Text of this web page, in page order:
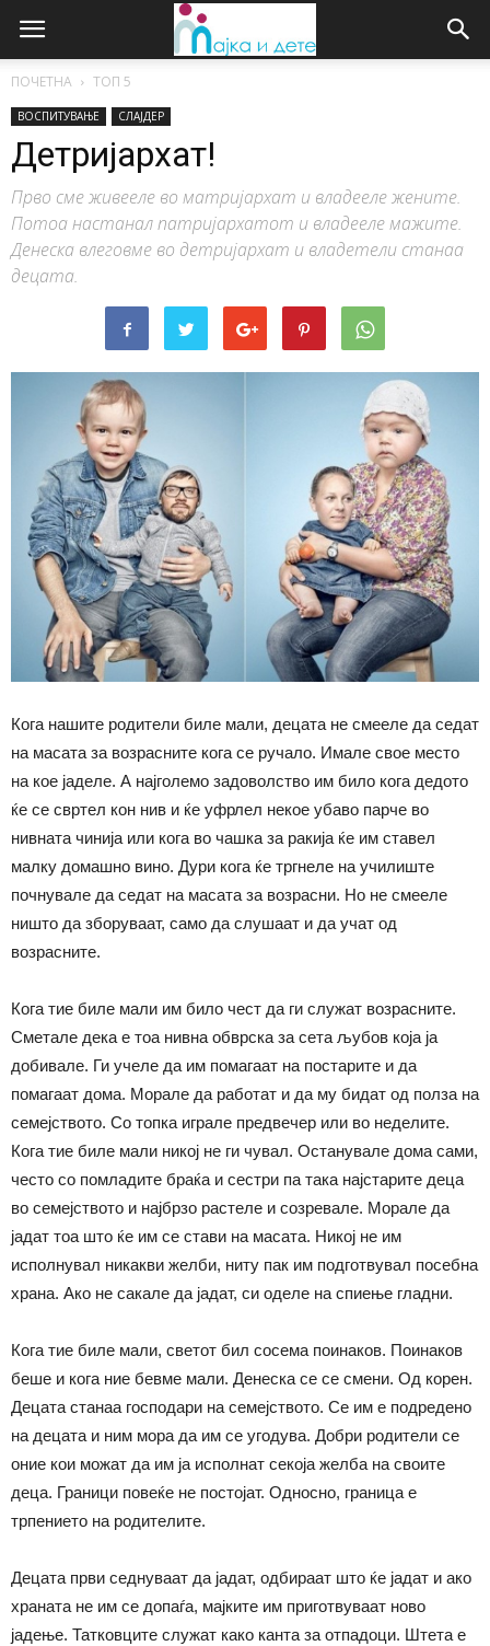
ПОЧЕТНА ТОП 5
ВОСПИТУВАЊЕ СЛАЈДЕР
Детријархат!
Прво сме живееле во матријархат и владееле жените.
Потоа настанал патријархатот и владееле мажите.
Денеска влеговме во детријархат и владетели станаа
децата.
Кога нашите родители биле мали, децата не смееле да седат
на масата за возрасните кога се ручало. Имале свое место
на кое јаделе. А најголемо задоволство им било кога дедото
ќе се свртел кон нив и ќе уфрлел некое убаво парче во
нивната чинија или кога во чашка за ракија ќе им ставел
малку домашно вино. Дури кога ќе тргнеле на училиште
почнувале да седат на масата за возрасни. Но не смееле
ништо да зборуваат, само да слушаат и да учат од
возрасните.
Кога тие биле мали им било чест да ги служат возрасните.
Сметале дека е тоа нивна обврска за сета љубов која ја
добивале. Ги учеле да им помагаат на постарите и да
помагаат дома. Морале да работат и да му бидат од полза на
семејството. Со топка играле предвечер или во неделите.
Кога тие биле мали никој не ги чувал. Останувале дома сами,
често со помладите браќа и сестри па така најстарите деца
во семејството и најбрзо растеле и созревале. Морале да
јадат тоа што ќе им се стави на масата. Никој не им
исполнувал никакви желби, ниту пак им подготвувал посебна
храна. Ако не сакале да јадат, си оделе на спиење гладни.
Кога тие биле мали, светот бил сосема поинаков. Поинаков
беше и кога ние бевме мали. Денеска се се смени. Од корен.
Децата станаа господари на семејството. Се им е подредено
на децата и ним мора да им се угодува. Добри родители се
оние кои можат да им ја исполнат секоја желба на своите
деца. Граници повеќе не постојат. Односно, граница е
трпението на родителите.
Децата први седнуваат да јадат, одбираат што ќе јадат и ако
храната не им се допаѓа, мајките им приготвуваат ново
јадење. Татковците служат како канта за отпадоци. Штета е